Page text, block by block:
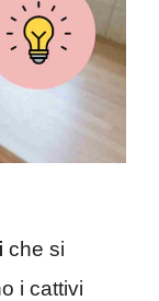
che si
i cattivi